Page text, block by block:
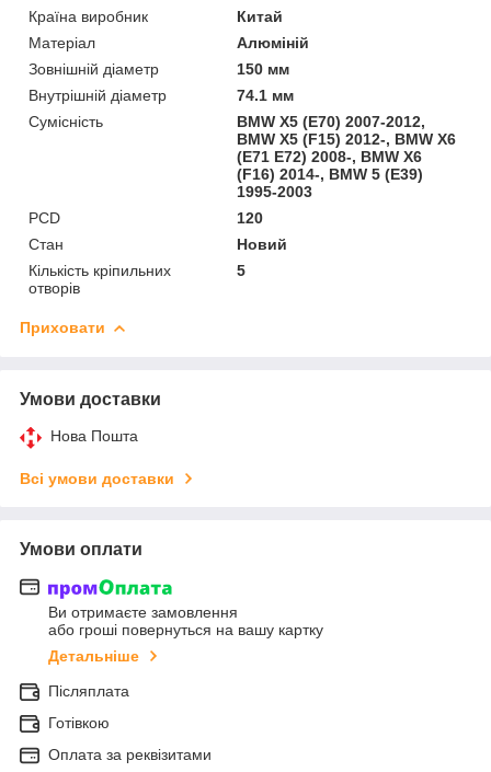
Країна виробник
Китай
Матеріал
Алюміній
Зовнішній діаметр
150 мм
Внутрішній діаметр
74.1 мм
Сумісність
BMW X5 (E70) 2007-2012,
BMW X5 (F15) 2012-, BMW X6
(E71 E72) 2008-, BMW X6
(F16) 2014-, BMW 5 (E39)
1995-2003
PCD
120
Стан
Новий
Кількість кріпильних
отворів
5
Приховати
Умови доставки
Нова Пошта
Всі умови доставки
Умови оплати
Ви отримаєте замовлення
або гроші повернуться на вашу картку
Детальніше
Післяплата
Готівкою
Оплата за реквізитами